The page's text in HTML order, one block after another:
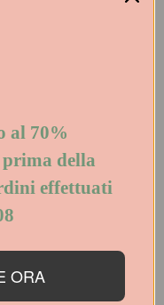
al 70%
della
effettuati
ORA